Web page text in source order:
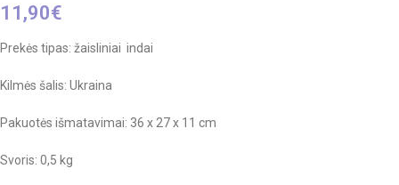
11,90€
Prekės tipas: žaisliniai indai
Kilmės šalis: Ukraina
Pakuotės išmatavimai: 36 x 27 x 11 cm
Svoris: 0,5 kg